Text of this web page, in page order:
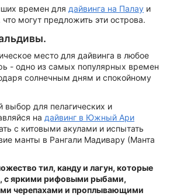
времен для дайвинга на Палау и
могут предложить эти острова.
место для дайвинга в любое
- одно из самых популярных времен
солнечным дням и спокойному
выбор для пелагических и
на дайвинг в Южный Ари
с китовыми акулами и испытать
манты в Рангали Мадивару (Манта
тил, канду и лагун, которые
с яркими рифовыми рыбами,
черепахами и проплывающими